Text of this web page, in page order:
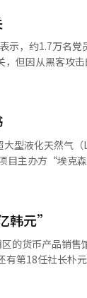
但因从黑客攻
在2025年9月2
及向网络犯罪调
与编辑。
型液化天然气（
目主办方“埃克
大利赛佩姆（
孚、意大利ENI
司ENH（10%）
域Area4区块的
发电厂和附属设
难度技术要求，
韩元”
潘章植等7位历